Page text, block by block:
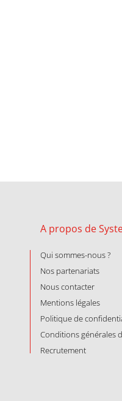
A propos de
Qui sommes-nous ?
Nos partenariats
Nous contacter
Mentions légales
Politique de
Conditions générales
Recrutement